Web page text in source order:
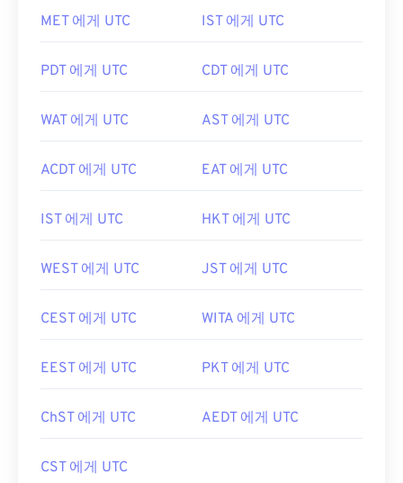
MET 에게 UTC IST 에게 UTC
PDT 에게 UTC CDT 에게 UTC
WAT 에게 UTC AST 에게 UTC
ACDT 에게 UTC EAT 에게 UTC
IST 에게 UTC HKT 에게 UTC
WEST 에게 UTC JST 에게 UTC
CEST 에게 UTC WITA 에게 UTC
EEST 에게 UTC PKT 에게 UTC
ChST 에게 UTC AEDT 에게 UTC
CST 에게 UTC